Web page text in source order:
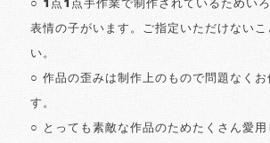
○ 1点1点手作業で制作されているためい
表情の子がいます。ご指定いただけないこ
い。
○ 作品の歪みは制作上のもので問題なくお
す。
○ とっても素敵な作品のためたくさん愛